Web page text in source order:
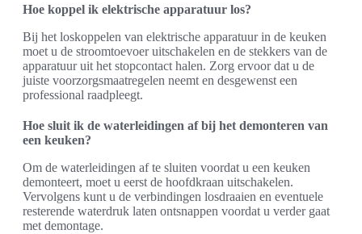
Hoe koppel ik elektrische apparatuur los?
Bij het loskoppelen van elektrische apparatuur in de keuken
moet u de stroomtoevoer uitschakelen en de stekkers van de
apparatuur uit het stopcontact halen. Zorg ervoor dat u de
juiste voorzorgsmaatregelen neemt en desgewenst een
professional raadpleegt.
Hoe sluit ik de waterleidingen af bij het demonteren van
een keuken?
Om de waterleidingen af te sluiten voordat u een keuken
demonteert, moet u eerst de hoofdkraan uitschakelen.
Vervolgens kunt u de verbindingen losdraaien en eventuele
resterende waterdruk laten ontsnappen voordat u verder gaat
met demontage.